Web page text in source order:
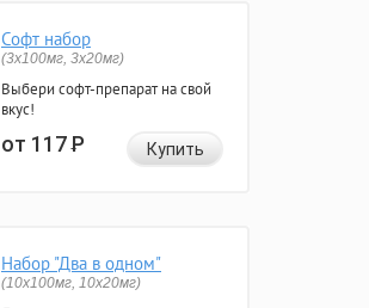
Софт набор
(3x100мг, 3x20мг)
Выбери софт-препарат на свой
вкус!
от 117Р Купить
Набор "Два в одном"
(10x100мг, 10x20мг)